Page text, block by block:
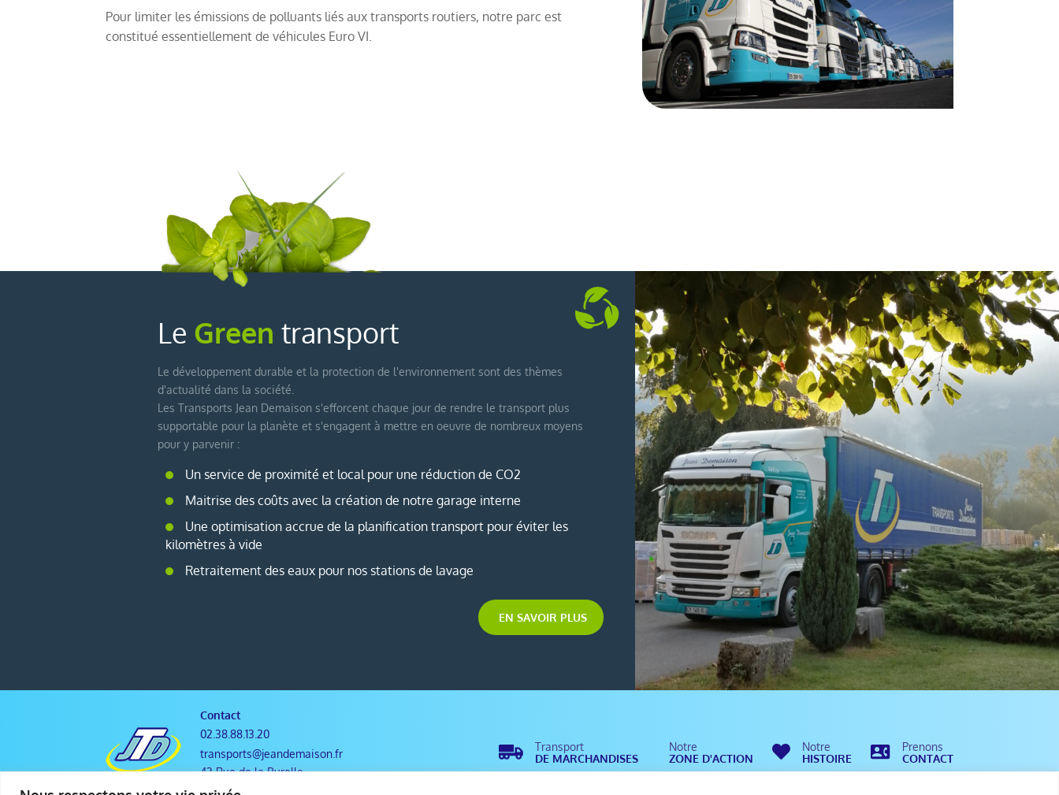
Pour limiter les émissions de polluants liés aux transports routiers, notre parc est
constitué essentiellement de véhicules Euro VI.
Le Green transport
Le développement durable et la protection de l'environnement sont des thèmes
d'actualité dans la société.
Les Transports Jean Demaison s'efforcent chaque jour de rendre le transport plus
supportable pour la planète et s'engagent à mettre en oeuvre de nombreux moyens
pour y parvenir :
Un service de proximité et local pour une réduction de CO2
Maitrise des coûts avec la création de notre garage interne
Une optimisation accrue de la planification transport pour éviter les
kilomètres à vide
Retraitement des eaux pour nos stations de lavage
EN SAVOIR PLUS
Contact
02.38.88.13.20
transports@jeandemaison.fr
43 Rue de la Burelle
45800 Saint-Jean-de-Braye
Transport
DE MARCHANDISES
Notre
ZONE D'ACTION
Notre
HISTOIRE
Prenons
CONTACT